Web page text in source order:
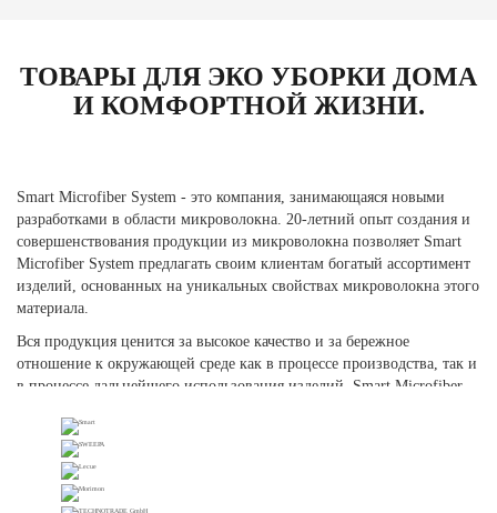
ТОВАРЫ ДЛЯ ЭКО УБОРКИ ДОМА
И КОМФОРТНОЙ ЖИЗНИ.
Smart Microfiber System - это компания, занимающаяся новыми
разработками в области микроволокна. 20-летний опыт создания и
совершенствования продукции из микроволокна позволяет Smart
Microfiber System предлагать своим клиентам богатый ассортимент
изделий, основанных на уникальных свойствах микроволокна этого
материала.
Вся продукция ценится за высокое качество и за бережное
отношение к окружающей среде как в процессе производства, так и
в процессе дальнейшего использования изделий. Smart Microfiber
других патентов на многие свои изделия. Компания Smart
занимается продажей своей продукции в более чем 30 странах.
Главный офис располагается в Стокгольме, Швеция.
Все товары изготовлены с расчетом на то, чтобы их было легко и